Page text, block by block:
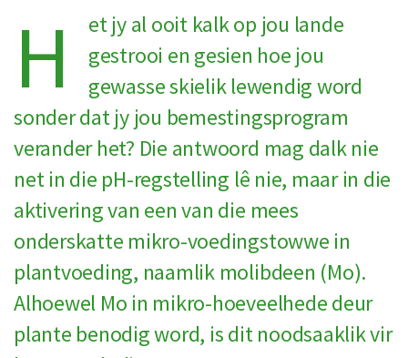
H
et jy al ooit kalk op jou lande
gestrooi en gesien hoe jou
gewasse skielik lewendig word
sonder dat jy jou bemestingsprogram
verander het? Die antwoord mag dalk nie
net in die pH-regstelling lê nie, maar in die
aktivering van een van die mees
onderskatte mikro-voedingstowwe in
plantvoeding, naamlik molibdeen (Mo).
Alhoewel Mo in mikro-hoeveelhede deur
plante benodig word, is dit noodsaaklik vir